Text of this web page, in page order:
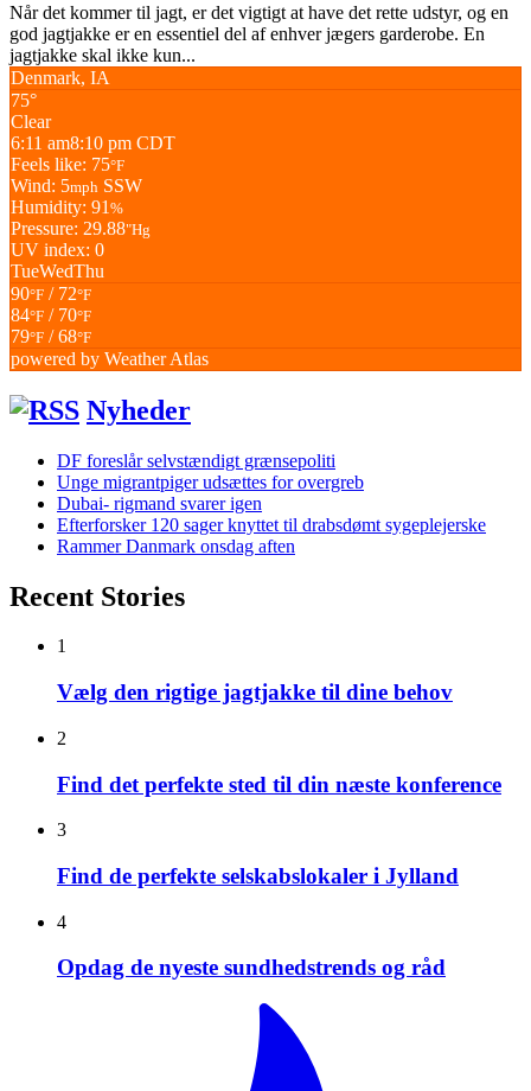
Når det kommer til jagt, er det vigtigt at have det rette udstyr, og en
god jagtjakke er en essentiel del af enhver jægers garderobe. En
jagtjakke skal ikke kun...
Denmark, IA
75°
Clear
6:11 am8:10 pm CDT
Feels like: 75°F
Wind: 5mph SSW
Humidity: 91 %
Pressure: 29.88"Hg
UV index: 0
TueWedThu
90°F / 72°F
84°F / 70°F
79°F / 68°F
powered by Weather Atlas
Nyheder
DF foreslår selvstændigt grænsepoliti
Unge migrantpiger udsættes for overgreb
Dubai- rigmand svarer igen
Efterforsker 120 sager knyttet til drabsdømt sygeplejerske
Rammer Danmark onsdag aften
Recent Stories
1
Vælg den rigtige jagtjakke til dine behov
2
Find det perfekte sted til din næste konference
3
Find de perfekte selskabslokaler i Jylland
4
Opdag de nyeste sundhedstrends og råd